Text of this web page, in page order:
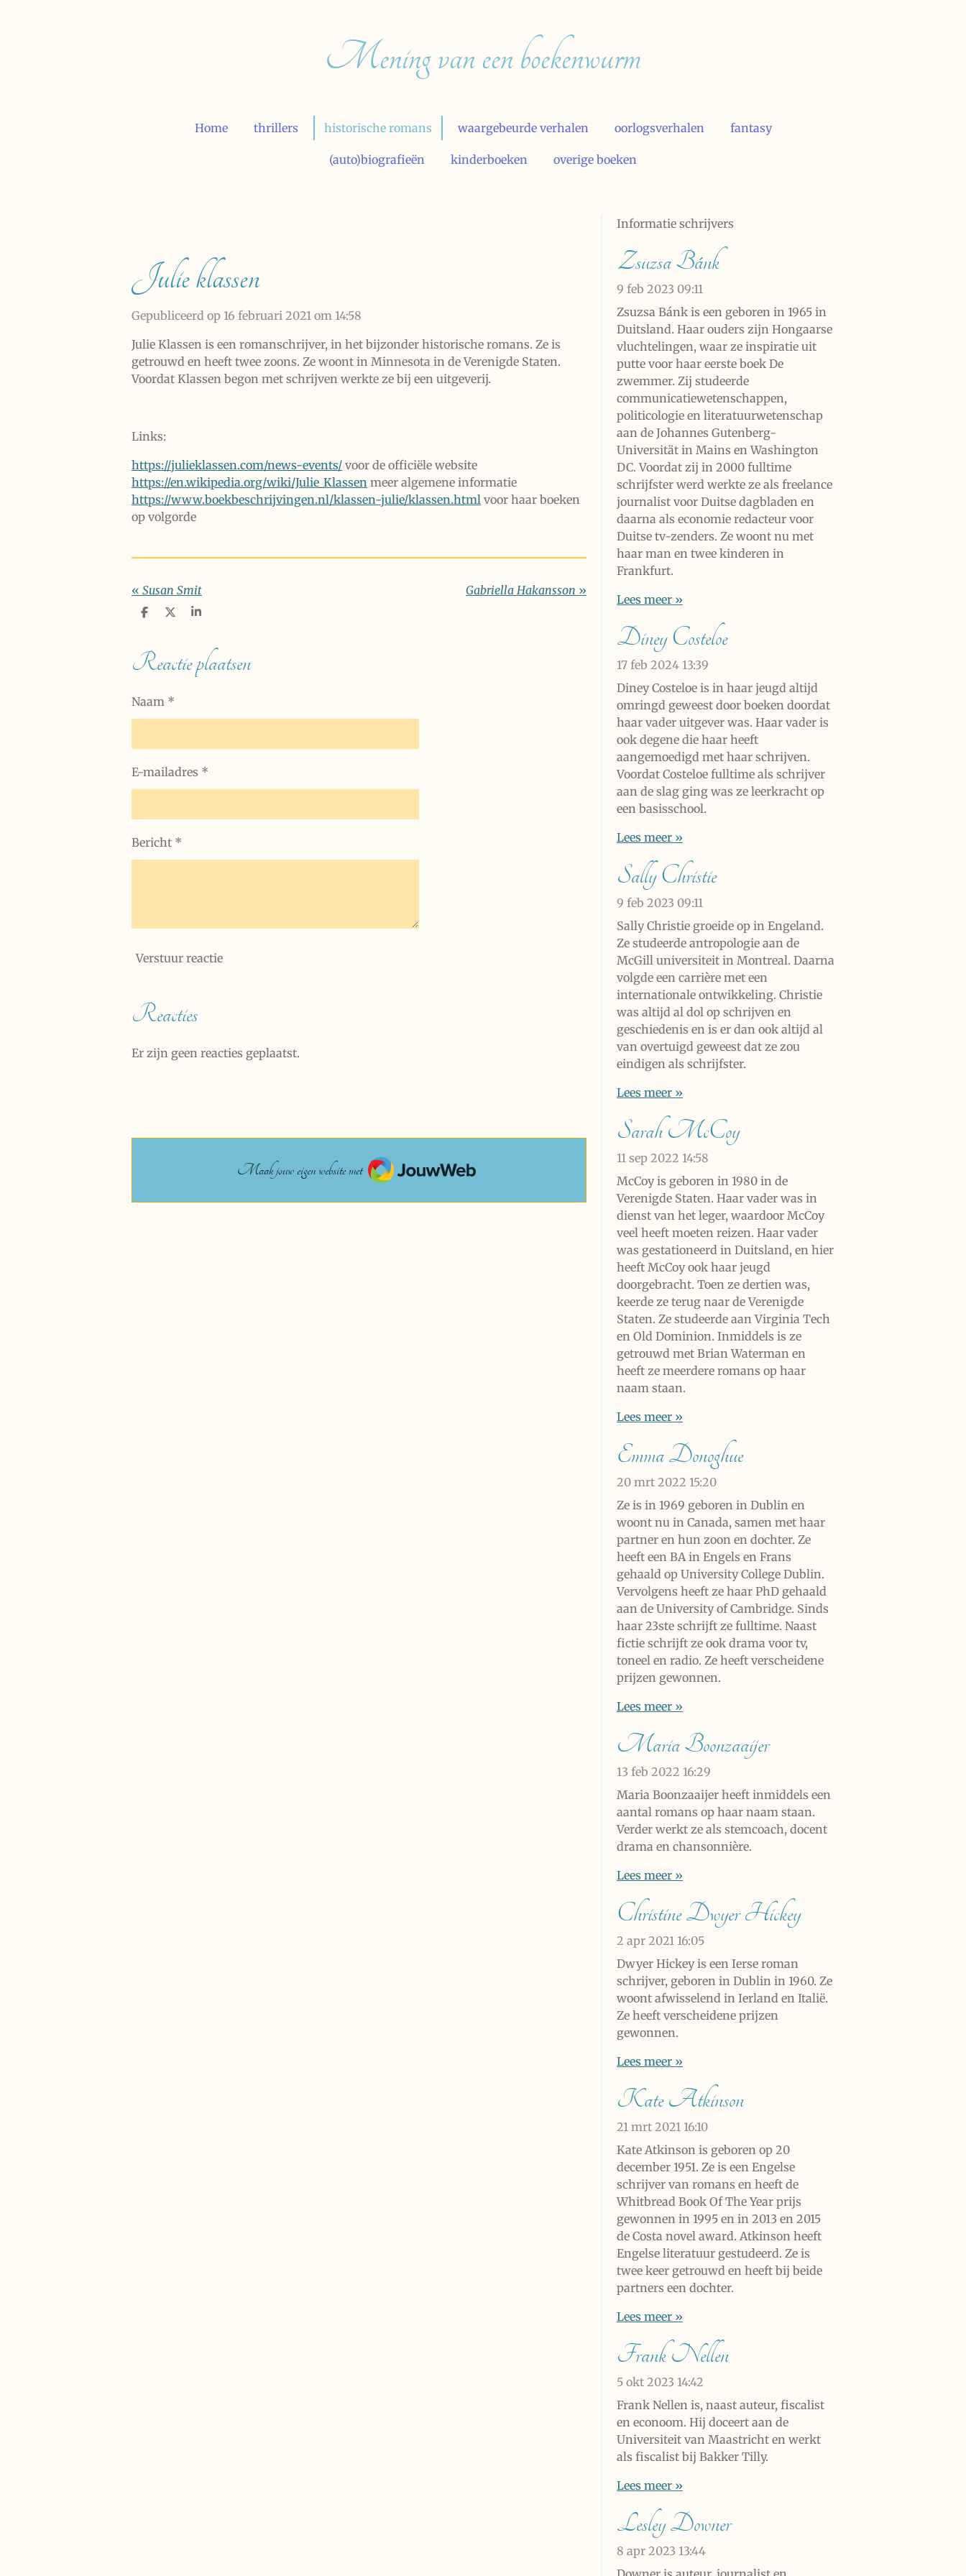
Mening van een boekenwurm
Home thrillers historische romans waargebeurde verhalen oorlogsverhalen fantasy
(auto)biografieën kinderboeken overige boeken
Julie klassen
Gepubliceerd op 16 februari 2021 om 14:58
Julie Klassen is een romanschrijver, in het bijzonder historische romans. Ze is
getrouwd en heeft twee zoons. Ze woont in Minnesota in de Verenigde Staten.
Voordat Klassen begon met schrijven werkte ze bij een uitgeverij.
Links:
https://julieklassen.com/news-events/ voor de officiële website
https://en.wikipedia.org/wiki/Julie_Klassen meer algemene informatie
https://www.boekbeschrijvingen.nl/klassen-julie/klassen.html voor haar boeken
op volgorde
« Susan Smit Gabriella Hakansson »
D
e
n
D
S
e
Reactie plaatsen
Naam *
E-mailadres *
Bericht *
Verstuur reactie
Reacties
Er zijn geen reacties geplaatst.
Maak jouw eigen website met JouwWeb
Informatie schrijvers
Zsuzsa Bánk
9 feb 2023 09:11
Zsuzsa Bánk is een geboren in 1965 in
Duitsland. Haar ouders zijn Hongaarse
vluchtelingen, waar ze inspiratie uit
putte voor haar eerste boek De
zwemmer. Zij studeerde
communicatiewetenschappen,
politicologie en literatuurwetenschap
aan de Johannes Gutenberg-
Universität in Mains en Washington
DC. Voordat zij in 2000 fulltime
schrijfster werd werkte ze als freelance
journalist voor Duitse dagbladen en
daarna als economie redacteur voor
Duitse tv-zenders. Ze woont nu met
haar man en twee kinderen in
Frankfurt.
Lees meer »
Diney Costeloe
17 feb 2024 13:39
Diney Costeloe is in haar jeugd altijd
omringd geweest door boeken doordat
haar vader uitgever was. Haar vader is
ook degene die haar heeft
aangemoedigd met haar schrijven.
Voordat Costeloe fulltime als schrijver
aan de slag ging was ze leerkracht op
een basisschool.
Lees meer »
Sally Christie
9 feb 2023 09:11
Sally Christie groeide op in Engeland.
Ze studeerde antropologie aan de
McGill universiteit in Montreal. Daarna
volgde een carrière met een
internationale ontwikkeling. Christie
was altijd al dol op schrijven en
geschiedenis en is er dan ook altijd al
van overtuigd geweest dat ze zou
eindigen als schrijfster.
Lees meer »
Sarah McCoy
11 sep 2022 14:58
McCoy is geboren in 1980 in de
Verenigde Staten. Haar vader was in
dienst van het leger, waardoor McCoy
veel heeft moeten reizen. Haar vader
was gestationeerd in Duitsland, en hier
heeft McCoy ook haar jeugd
doorgebracht. Toen ze dertien was,
keerde ze terug naar de Verenigde
Staten. Ze studeerde aan Virginia Tech
en Old Dominion. Inmiddels is ze
getrouwd met Brian Waterman en
heeft ze meerdere romans op haar
naam staan.
Lees meer »
Emma Donoghue
20 mrt 2022 15:20
Ze is in 1969 geboren in Dublin en
woont nu in Canada, samen met haar
partner en hun zoon en dochter. Ze
heeft een BA in Engels en Frans
gehaald op University College Dublin.
Vervolgens heeft ze haar PhD gehaald
aan de University of Cambridge. Sinds
haar 23ste schrijft ze fulltime. Naast
fictie schrijft ze ook drama voor tv,
toneel en radio. Ze heeft verscheidene
prijzen gewonnen.
Lees meer »
Maria Boonzaaijer
13 feb 2022 16:29
Maria Boonzaaijer heeft inmiddels een
aantal romans op haar naam staan.
Verder werkt ze als stemcoach, docent
drama en chansonnière.
Lees meer »
Christine Dwyer Hickey
2 apr 2021 16:05
Dwyer Hickey is een Ierse roman
schrijver, geboren in Dublin in 1960. Ze
woont afwisselend in Ierland en Italië.
Ze heeft verscheidene prijzen
gewonnen.
Lees meer »
Kate Atkinson
21 mrt 2021 16:10
Kate Atkinson is geboren op 20
december 1951. Ze is een Engelse
schrijver van romans en heeft de
Whitbread Book Of The Year prijs
gewonnen in 1995 en in 2013 en 2015
de Costa novel award. Atkinson heeft
Engelse literatuur gestudeerd. Ze is
twee keer getrouwd en heeft bij beide
partners een dochter.
Lees meer »
Frank Nellen
5 okt 2023 14:42
Frank Nellen is, naast auteur, fiscalist
en econoom. Hij doceert aan de
Universiteit van Maastricht en werkt
als fiscalist bij Bakker Tilly.
Lees meer »
Lesley Downer
8 apr 2023 13:44